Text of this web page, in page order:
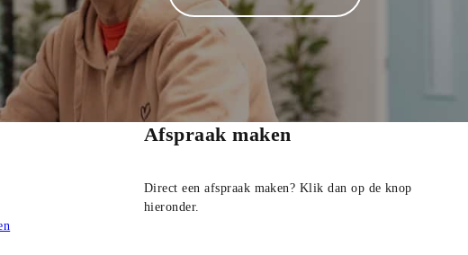
Afspraak maken
Direct een afspraak maken? Klik dan op de knop
hieronder.